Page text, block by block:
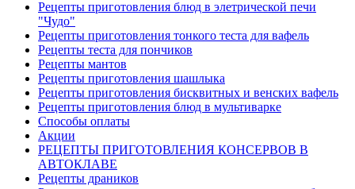
Рецепты приготовления блюд в элетрической печи
"Чудо"
Рецепты приготовления тонкого теста для вафель
Рецепты теста для пончиков
Рецепты мантов
Рецепты приготовления шашлыка
Рецепты приготовления бисквитных и венских вафель
Рецепты приготовления блюд в мультиварке
Способы оплаты
Акции
РЕЦЕПТЫ ПРИГОТОВЛЕНИЯ КОНСЕРВОВ В
АВТОКЛАВЕ
Рецепты драников